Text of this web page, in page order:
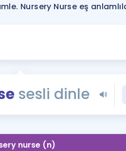
Tüm ÖSYM
Blog
YDS - YÖKDİL
İngilizce
Nursery Nurse eş
sesli dinle
nurse (n)